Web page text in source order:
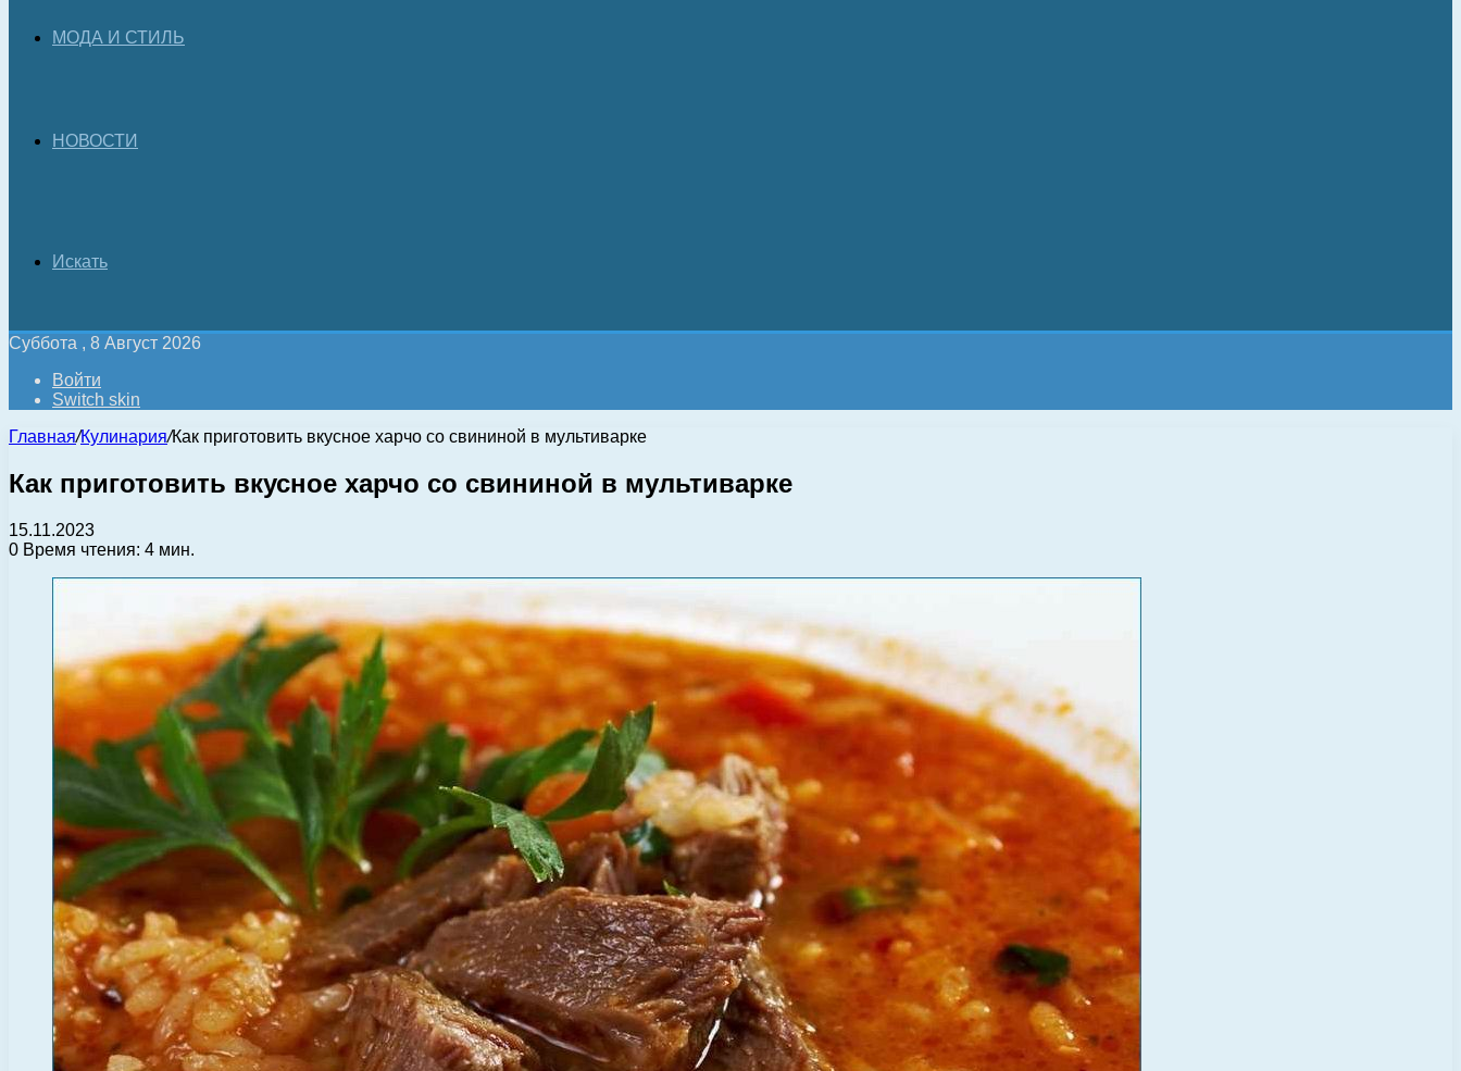
МОДА И СТИЛЬ
НОВОСТИ
Искать
Суббота , 8 Август 2026
Войти
Switch skin
Главная/Кулинария/Как приготовить вкусное харчо со свининой в мультиварке
Как приготовить вкусное харчо со свининой в мультиварке
15.11.2023
0 Время чтения: 4 мин.